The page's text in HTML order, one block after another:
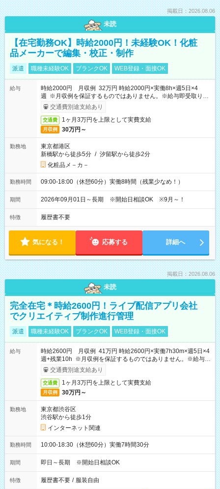
掲載日：2026.08.06
未読
【在宅勤務OK】時給2000円！未経験OK！化粧
品メーカーで編集・校正・制作
派遣 職種未経験OK ブランクOK WEB登録・面接OK
給与
時給2000円 月収例 32万円 時給2000円×実働8h×週5日×4
週 ※月収例を保証するものではありません。※給与即受取りサ
ービス利用可（利用条件有）
交通費別途支給あり
交通費 1ヶ月3万円を上限として実費支給
月収例 30万円～
勤務地
東京都港区
新橋駅から徒歩5分 / 汐留駅から徒歩2分
化粧品メ－カ－
勤務時間 09:00-18:00（休憩60分）実働8時間（残業少なめ！）
期間 2026年09月01日～長期 ※開始日相談OK ※9月～！
特徴 履歴書不要
気になる！ 応募する 詳細へ
掲載日：2026.08.06
未読
完全在宅＊時給2600円！ライブ配信アプリ会社
でクリエイティブ制作進行管理
派遣 職種未経験OK ブランクOK WEB登録・面接OK
給与
時給2600円 月収例 41万円 時給2600円×実働7h30m×週5日×4
週+残業10h ※月収例を保証するものではありません。※給与即
受取りサービス利用可（利用条件有）
交通費別途支給あり
交通費 1ヶ月3万円を上限として実費支給
月収例 30万円～
勤務地
東京都渋谷区
渋谷駅から徒歩1分
インターネット関連
勤務時間 10:00-18:30（休憩60分）実働7時間30分
期間 即日～長期 ※開始日相談OK
特徴 履歴書不要 / 服装自由